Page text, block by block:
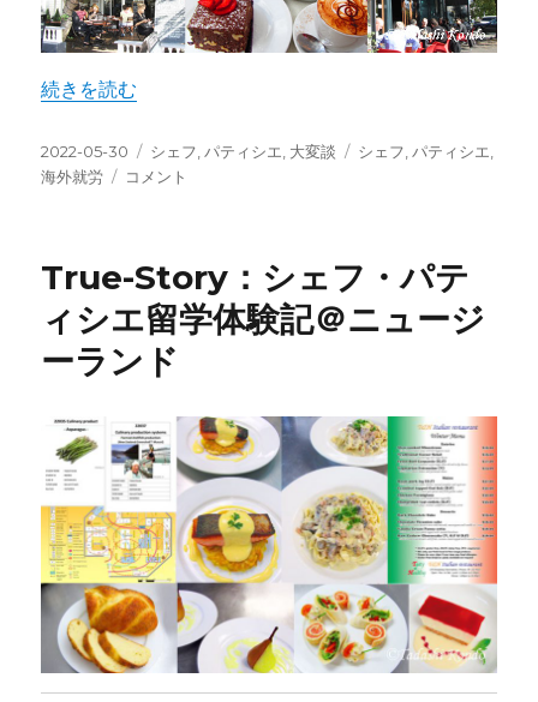
“True-Story：シェフ・パティシエ就活体験記＠ニュー
続きを読む
投
稿
2022-05-30
カ
テ
シェフ,パティシエ, 大変談
タ
シェフ,パティシエ,
海外就労
True-
フ・
テ
ィ
シ
就
活
体
験
記
＠
ニ
ュ
ー
ジ
ー
コメント
True-Story：シェフ・パテ
ィシエ留学体験記＠ニュージ
ーランド